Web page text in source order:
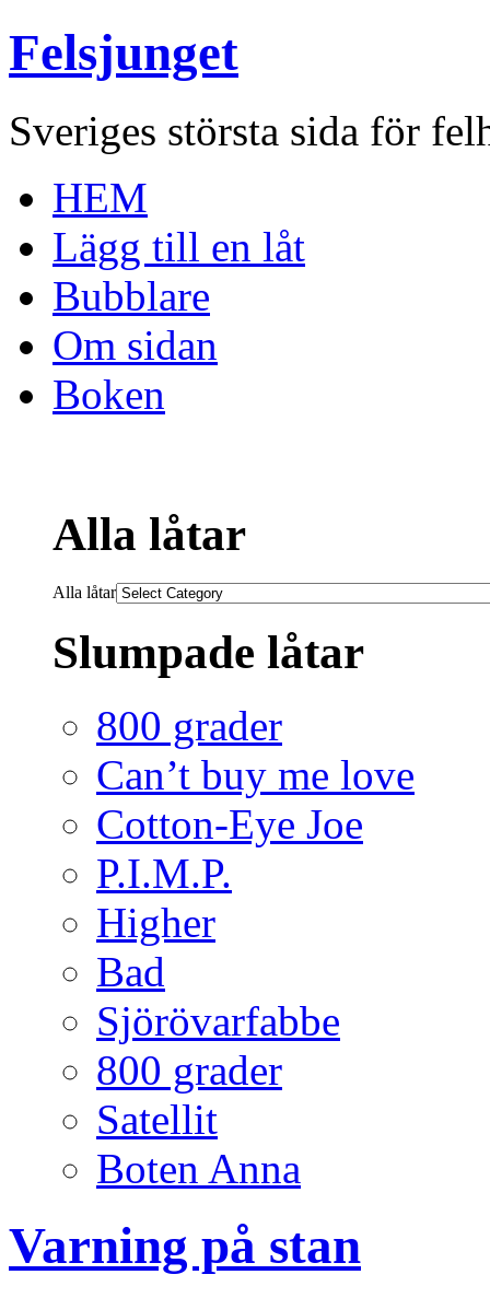
Felsjunget
Sveriges största sida för
HEM
Lägg till en låt
Bubblare
Om sidan
Boken
Alla låtar
Alla låtar
Slumpade låtar
800 grader
Can’t buy me love
Cotton-Eye Joe
P.I.M.P.
Higher
Bad
Sjörövarfabbe
800 grader
Satellit
Boten Anna
Varning på stan